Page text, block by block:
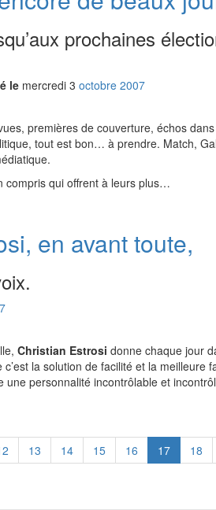
prochaines
le mercredi 3 octobre 2007
premières de couverture, échos
tout est bon… à prendre. Match,
compris qui offrent à leurs plus…
en avant toute,
Christian Estrosi donne chaque jour
la solution de facilité et la meilleure
une personnalité incontrôlable et
13 14 15 16 17 18